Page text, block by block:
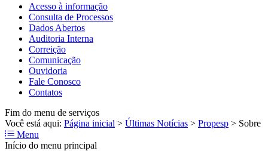
Acesso à informação
Consulta de Processos
Dados Abertos
Auditoria Interna
Correição
Comunicação
Ouvidoria
Fale Conosco
Contatos
Fim do menu de serviços
Você está aqui: Página inicial > Últimas Notícias > Propesp > Sobre
Menu
Início do menu principal